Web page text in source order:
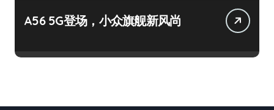
A56 5G登场，小众旗舰新风尚